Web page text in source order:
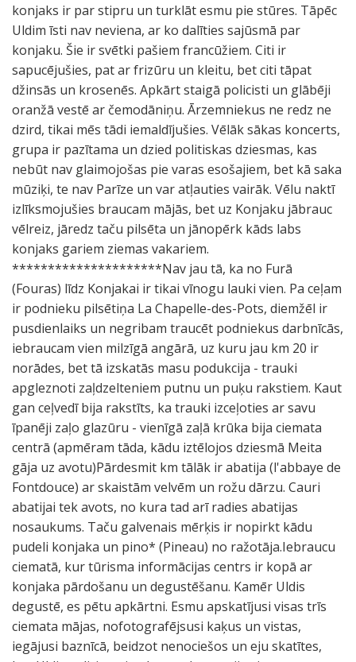
konjaks ir par stipru un turklāt esmu pie stūres. Tāpēc
Uldim īsti nav neviena, ar ko dalīties sajūsmā par
konjaku. Šie ir svētki pašiem francūžiem. Citi ir
sapucējušies, pat ar frizūru un kleitu, bet citi tāpat
džinsās un krosenēs. Apkārt staigā policisti un glābēji
oranžā vestē ar čemodāniņu. Ārzemniekus ne redz ne
dzird, tikai mēs tādi iemaldījušies. Vēlāk sākas koncerts,
grupa ir pazītama un dzied politiskas dziesmas, kas
nebūt nav glaimojošas pie varas esošajiem, bet kā saka
mūziķi, te nav Parīze un var atļauties vairāk. Vēlu naktī
izlīksmojušies braucam mājās, bet uz Konjaku jābrauc
vēlreiz, jāredz taču pilsēta un jānopērk kāds labs
konjaks gariem ziemas vakariem.
*********************Nav jau tā, ka no Furā
(Fouras) līdz Konjakai ir tikai vīnogu lauki vien. Pa ceļam
ir podnieku pilsētiņa La Chapelle-des-Pots, diemžēl ir
pusdienlaiks un negribam traucēt podniekus darbnīcās,
iebraucam vien milzīgā angārā, uz kuru jau km 20 ir
norādes, bet tā izskatās masu podukcija - trauki
apgleznoti zaļdzelteniem putnu un puķu rakstiem. Kaut
gan ceļvedī bija rakstīts, ka trauki izceļoties ar savu
īpanēji zaļo glazūru - vienīgā zaļā krūka bija ciemata
centrā (apmēram tāda, kādu iztēlojos dziesmā Meita
gāja uz avotu)Pārdesmit km tālāk ir abatija (l'abbaye de
Fontdouce) ar skaistām velvēm un rožu dārzu. Cauri
abatijai tek avots, no kura tad arī radies abatijas
nosaukums. Taču galvenais mērķis ir nopirkt kādu
pudeli konjaka un pino* (Pineau) no ražotāja.Iebraucu
ciematā, kur tūrisma informācijas centrs ir kopā ar
konjaka pārdošanu un degustēšanu. Kamēr Uldis
degustē, es pētu apkārtni. Esmu apskatījusi visas trīs
ciemata mājas, nofotografējsusi kaķus un vistas,
iegājusi baznīcā, beidzot nenociešos un eju skatītes,